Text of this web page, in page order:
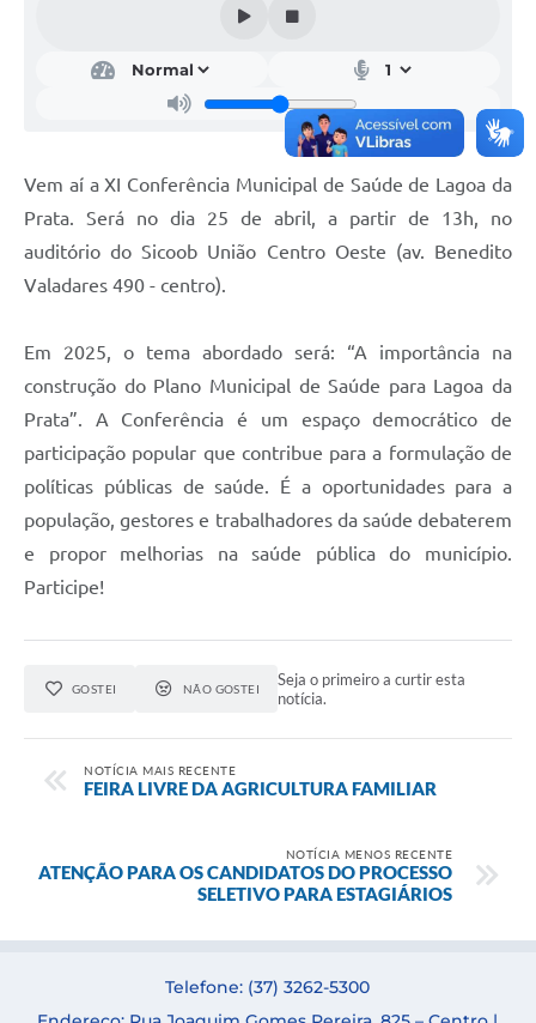
Sala Mineira do Empreendedor
Notícias
Contratos
Termos de Uso & Política de Privacidade
Vem aí a XI Conferência Municipal de Saúde de Lagoa da
Prata. Será no dia 25 de abril, a partir de 13h, no
auditório do Sicoob União Centro Oeste (av. Benedito
Valadares 490 - centro).
Em 2025, o tema abordado será: “A importância na
construção do Plano Municipal de Saúde para Lagoa da
Prata”. A Conferência é um espaço democrático de
participação popular que contribue para a formulação de
políticas públicas de saúde. É a oportunidades para a
população, gestores e trabalhadores da saúde debaterem
e propor melhorias na saúde pública do município.
Participe!
GOSTEI NÃO GOSTEI
Seja o primeiro a curtir esta
notícia.
NOTÍCIA MAIS RECENTE
FEIRA LIVRE DA AGRICULTURA FAMILIAR
NOTÍCIA MENOS RECENTE
ATENÇÃO PARA OS CANDIDATOS DO PROCESSO
SELETIVO PARA ESTAGIÁRIOS
Telefone: (37) 3262-5300